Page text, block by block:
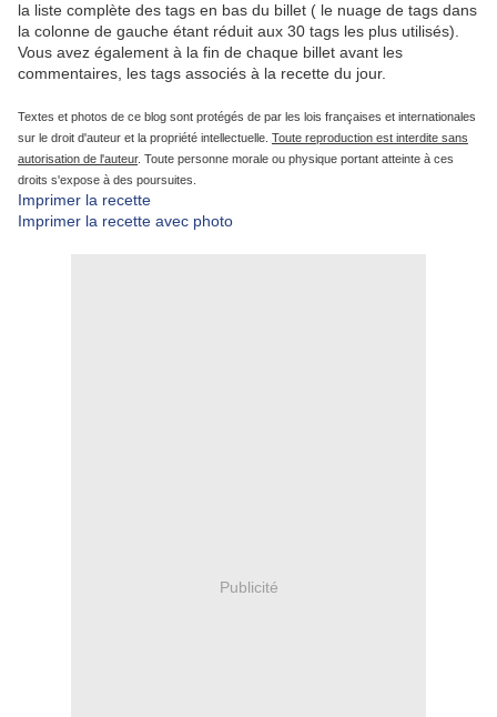
la liste complète des tags en bas du billet ( le nuage de tags dans
la colonne de gauche étant réduit aux 30 tags les plus utilisés).
Vous avez également à la fin de chaque billet avant les
commentaires, les tags associés à la recette du jour.
Textes et photos de ce blog sont protégés de par les lois françaises et internationales
sur le droit d'auteur et la propriété intellectuelle. Toute reproduction est interdite sans
autorisation de l'auteur. Toute personne morale ou physique portant atteinte à ces
droits s'expose à des poursuites.
Imprimer la recette
Imprimer la recette avec photo
Publicité